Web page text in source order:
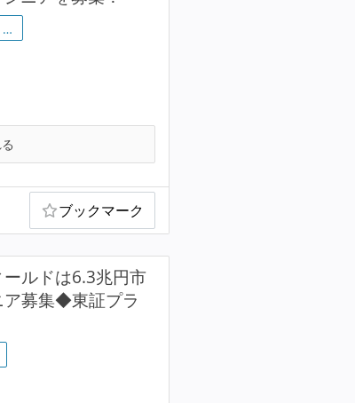
…
ブックマーク
ルドは6.3兆円市
募集◆東証プラ